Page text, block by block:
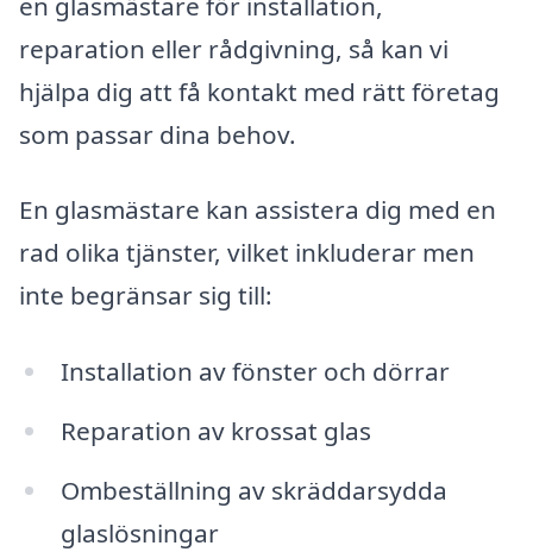
reparation eller rådgivning, så kan vi
hjälpa dig att få kontakt med rätt företag
som passar dina behov.
En glasmästare kan assistera dig med en
rad olika tjänster, vilket inkluderar men
inte begränsar sig till:
Installation av fönster och dörrar
Reparation av krossat glas
Ombeställning av skräddarsydda
glaslösningar